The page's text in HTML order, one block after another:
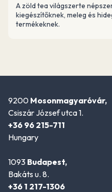
A zöld tea világszerte
kiegészítőknek, meleg és
termékeknek.
9200 Mosonmagyaróvár,
Csiszár József utca 1.
+36 96 215-711
Hungary
1093 Budapest,
Bakáts u. 8.
+36 1 217-1306